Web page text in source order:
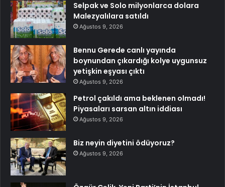
Selpak ve Solo milyonlarca dolara
Malezyalılara satıldı
Ağustos 9, 2026
Bennu Gerede canlı yayında
boynundan çıkardığı kolye uygunsuz
yetişkin eşyası çıktı
Ağustos 9, 2026
Petrol çakıldı ama beklenen olmadı!
Piyasaları sarsan altın iddiası
Ağustos 9, 2026
Biz neyin diyetini ödüyoruz?
Ağustos 9, 2026